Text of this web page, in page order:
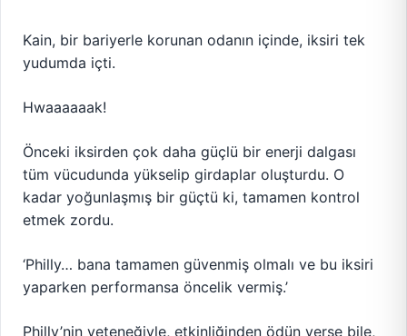
Kain, bir bariyerle korunan odanın içinde, iksiri tek
yudumda içti.
Hwaaaaaak!
Önceki iksirden çok daha güçlü bir enerji dalgası
tüm vücudunda yükselip girdaplar oluşturdu. O
kadar yoğunlaşmış bir güçtü ki, tamamen kontrol
etmek zordu.
‘Philly… bana tamamen güvenmiş olmalı ve bu iksiri
yaparken performansa öncelik vermiş.’
Philly’nin yeteneğiyle, etkinliğinden ödün verse bile,